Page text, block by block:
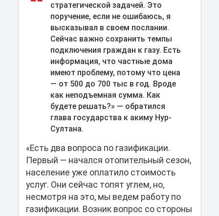
стратегической задачей. Это
поручение, если не ошибаюсь, я
высказывал в своем послании.
Сейчас важно сохранить темпы
подключения граждан к газу. Есть
информация, что частные дома
имеют проблему, потому что цена
— от 500 до 700 тыс в год. Вроде
как неподъемная сумма. Как
будете решать?» — обратился
глава государства к акиму Нур-
Султана.
«Есть два вопроса по газификации.
Первый — начался отопительный сезон,
население уже оплатило стоимость
услуг. Они сейчас топят углем, но,
несмотря на это, мы ведем работу по
газификации. Возник вопрос со стороны